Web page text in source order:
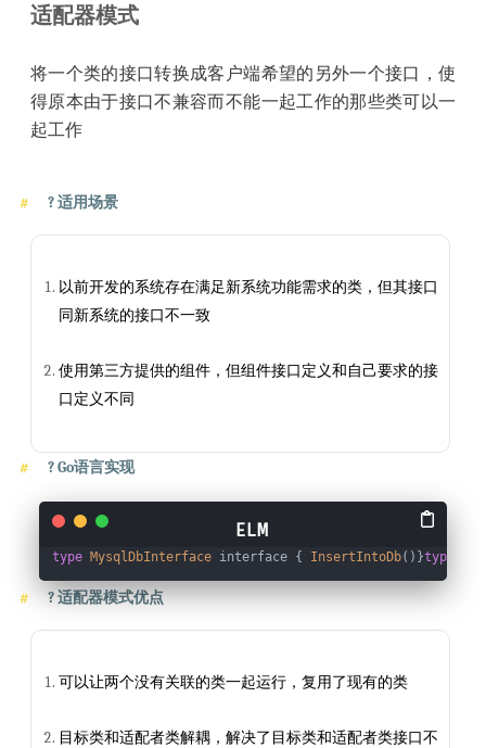
适配器模式
将一个类的接口转换成客户端希望的另外一个接口，使
得原本由于接口不兼容而不能一起工作的那些类可以一
起工作
?适用场景
以前开发的系统存在满足新系统功能需求的类，但其接口
同新系统的接口不一致
使用第三方提供的组件，但组件接口定义和自己要求的接
口定义不同
?Go语言实现
type MysqlDbInterface interface { InsertIntoDb()}type
?适配器模式优点
可以让两个没有关联的类一起运行，复用了现有的类
目标类和适配者类解耦，解决了目标类和适配者类接口不